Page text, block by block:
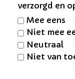
verzorgd en
Mee eens
Niet mee
Neutraal
Niet van